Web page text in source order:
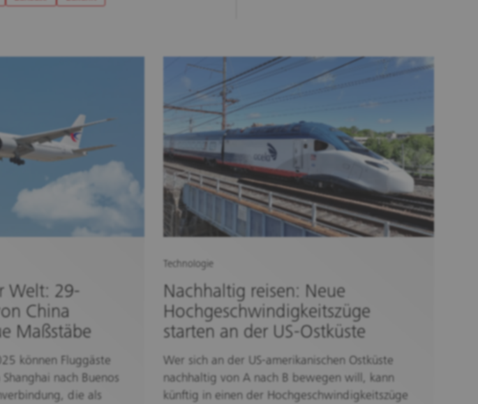
Welt: 29-
China
Maßstäbe
können Fluggäste
nach Buenos
die als
Technologie
Nachhaltig reisen: Neue
Hochgeschwindigkeitszüge
starten an der US-Ostküste
Wer sich an der US-amerikanischen Ostküste
nachhaltig von A nach B bewegen will, kann
künftig in einen der Hochgeschwindigkeitszüge